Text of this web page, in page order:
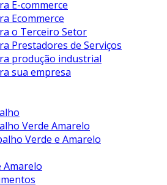
E-commerce
Ecommerce
o Terceiro Setor
Prestadores de Serviços
produção industrial
sua empresa
Verde Amarelo
Verde e Amarelo
Amarelo